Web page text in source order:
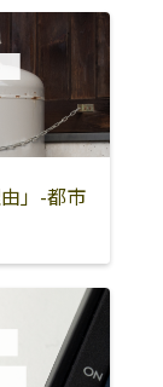
」-都市